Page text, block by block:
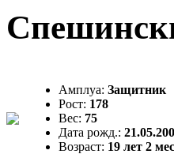
Амплуа: Защитник
Рост: 178
Вес: 75
Дата рожд.:
Возраст: 19 лет 2 мес